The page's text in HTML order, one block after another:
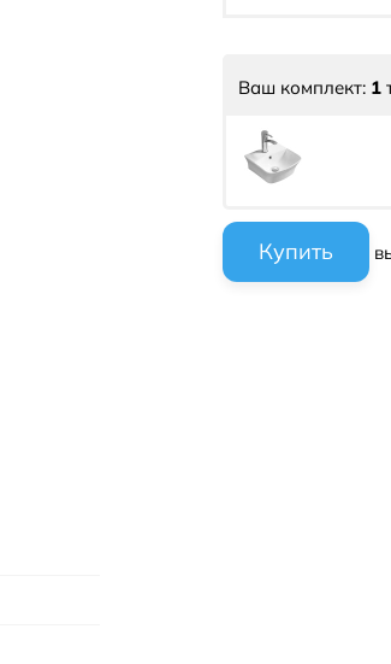
Ваш комплект: 1